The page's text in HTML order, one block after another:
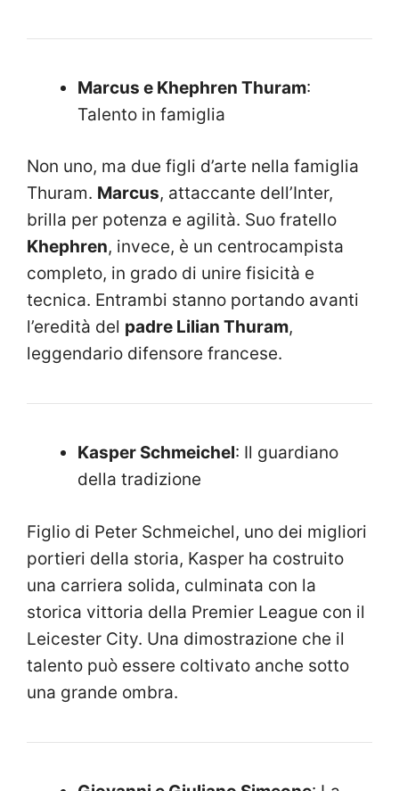
Marcus e Khephren Thuram:
Talento in famiglia
Non uno, ma due figli d’arte nella famiglia
Thuram. Marcus, attaccante dell’Inter,
brilla per potenza e agilità. Suo fratello
Khephren, invece, è un centrocampista
completo, in grado di unire fisicità e
tecnica. Entrambi stanno portando avanti
l’eredità del padre Lilian Thuram,
leggendario difensore francese.
Kasper Schmeichel: Il guardiano
della tradizione
Figlio di Peter Schmeichel, uno dei migliori
portieri della storia, Kasper ha costruito
una carriera solida, culminata con la
storica vittoria della Premier League con il
Leicester City. Una dimostrazione che il
talento può essere coltivato anche sotto
una grande ombra.